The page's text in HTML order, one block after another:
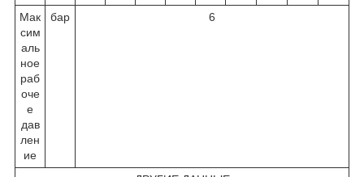
Мак
сим
аль
ное
раб
оче
е
дав
лен
ие
бар 6